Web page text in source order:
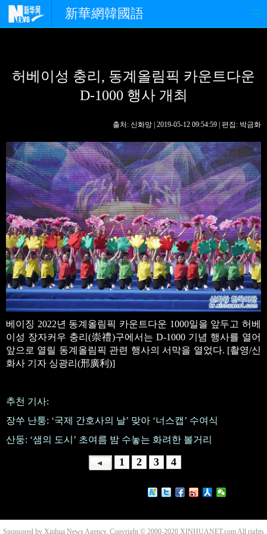
新華網韓國語
경제 사회 포토
핫 TV
생생 중국어
허베이성 충리, 동계올림픽 카운트다운
D-1000 행사 개최
출처: 신화망 | 2019-05-12 09:54:59 | 편집: 박금화
베이징 2022년 동계올림픽 카운트다운 1000일을 앞두고 허베
이성 장자커우 충리(崇禮)구에서는 D-1000 기념 행사를 열어
앞으로 열릴 동계올림픽 관련 행사의 서막을 열었다. [촬영/신
화사 기자 싱광리(邢廣利)]
추천 기사:
장쑤 난퉁: ‘국제 간호사의 날’ 맞아 ‘너스캡’ 수여식
산둥: ‘샘의 도시’ 초여름 밤 수놓는 화려한 볼거리
1 2 3 4